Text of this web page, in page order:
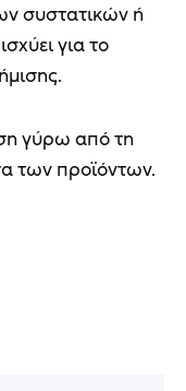
συστατικών ή
για το
γύρω από τη
των προϊόντων.